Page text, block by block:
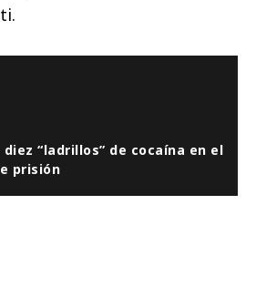
“ladrillos” de cocaína en el
prisión